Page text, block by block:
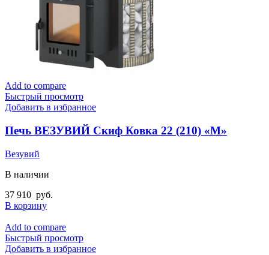
Add to compare
Быстрый просмотр
Добавить в избранное
Печь ВЕЗУВИЙ Скиф Ковка 22 (210) «М»
Везувий
В наличии
37 910 руб.
В корзину
Add to compare
Быстрый просмотр
Добавить в избранное